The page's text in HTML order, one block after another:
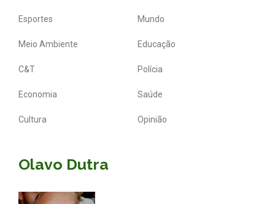
Esportes Mundo
Meio Ambiente Educação
C&T Polícia
Economia Saúde
Cultura Opinião
Olavo Dutra